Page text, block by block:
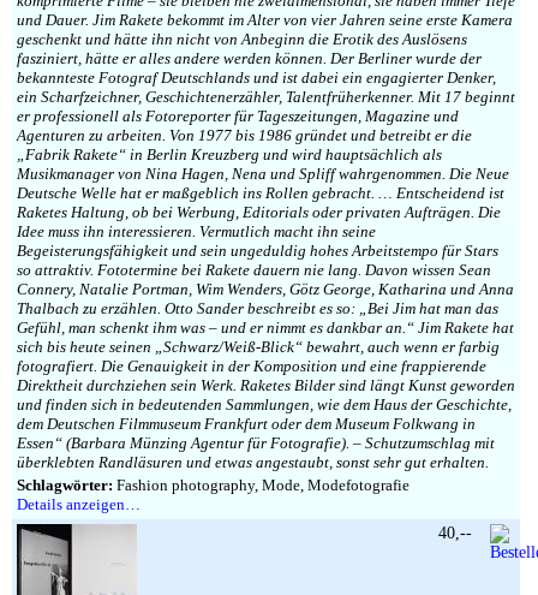
und Dauer. Jim Rakete bekommt im Alter von vier Jahren seine erste Kamera
geschenkt und hätte ihn nicht von Anbeginn die Erotik des Auslösens
fasziniert, hätte er alles andere werden können. Der Berliner wurde der
bekannteste Fotograf Deutschlands und ist dabei ein engagierter Denker,
ein Scharfzeichner, Geschichtenerzähler, Talentfrüherkenner. Mit 17 beginnt
er professionell als Fotoreporter für Tageszeitungen, Magazine und
Agenturen zu arbeiten. Von 1977 bis 1986 gründet und betreibt er die
„Fabrik Rakete“ in Berlin Kreuzberg und wird hauptsächlich als
Musikmanager von Nina Hagen, Nena und Spliff wahrgenommen. Die Neue
Deutsche Welle hat er maßgeblich ins Rollen gebracht. … Entscheidend ist
Raketes Haltung, ob bei Werbung, Editorials oder privaten Aufträgen. Die
Idee muss ihn interessieren. Vermutlich macht ihn seine
Begeisterungsfähigkeit und sein ungeduldig hohes Arbeitstempo für Stars
so attraktiv. Fototermine bei Rakete dauern nie lang. Davon wissen Sean
Connery, Natalie Portman, Wim Wenders, Götz George, Katharina und Anna
Thalbach zu erzählen. Otto Sander beschreibt es so: „Bei Jim hat man das
Gefühl, man schenkt ihm was – und er nimmt es dankbar an.“ Jim Rakete hat
sich bis heute seinen „Schwarz/Weiß-Blick“ bewahrt, auch wenn er farbig
fotografiert. Die Genauigkeit in der Komposition und eine frappierende
Direktheit durchziehen sein Werk. Raketes Bilder sind längt Kunst geworden
und finden sich in bedeutenden Sammlungen, wie dem Haus der Geschichte,
dem Deutschen Filmmuseum Frankfurt oder dem Museum Folkwang in
Essen“ (Barbara Münzing Agentur für Fotografie). – Schutzumschlag mit
überklebten Randläsuren und etwas angestaubt, sonst sehr gut erhalten.
Schlagwörter: Fashion photography, Mode, Modefotografie
Details anzeigen…
40,--